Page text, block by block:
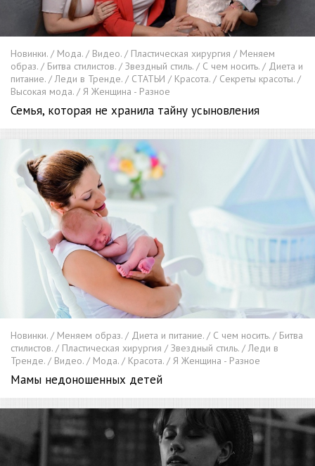
Новинки. / Мода. / Видео. / Пластическая хирургия / Меняем
образ. / Битва стилистов. / Звездный стиль. / С чем носить. / Диета и
питание. / Леди в Тренде. / СТАТЬИ / Красота. / Секреты красоты. /
Высокая мода. / Я Женщина - Разное
Семья, которая не хранила тайну усыновления
Новинки. / Меняем образ. / Диета и питание. / С чем носить. / Битва
стилистов. / Пластическая хирургия / Звездный стиль. / Леди в
Тренде. / Видео. / Мода. / Красота. / Я Женщина - Разное
Мамы недоношенных детей